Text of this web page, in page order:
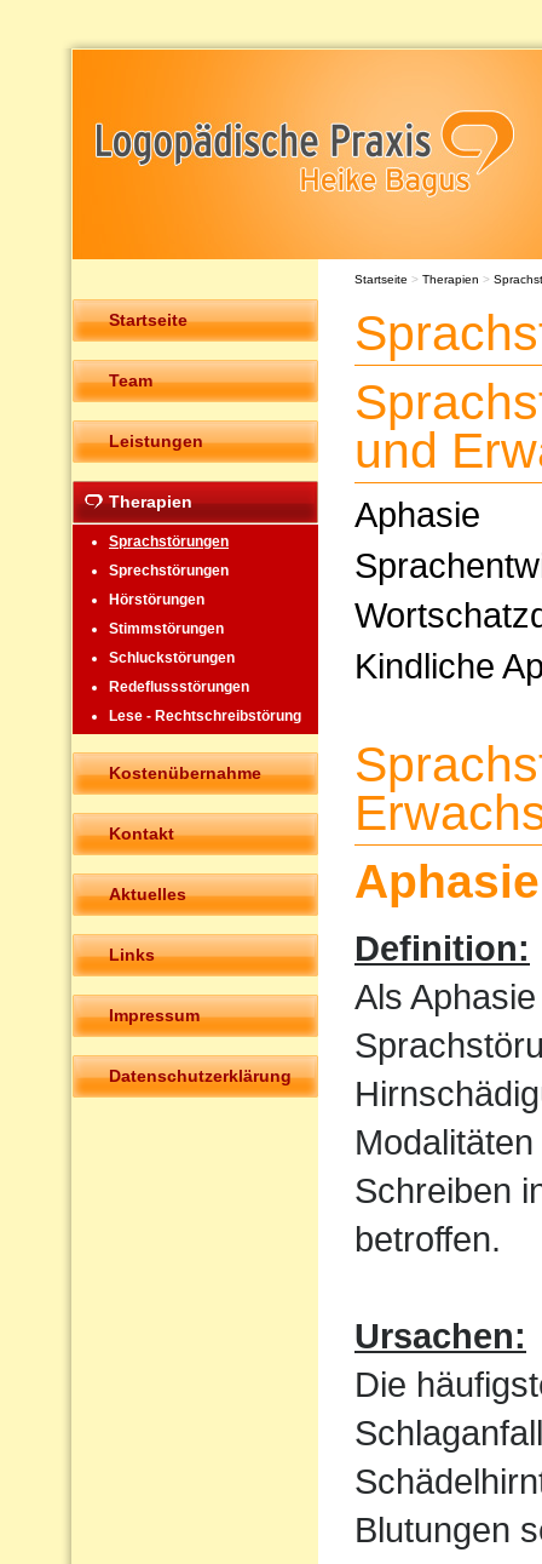
Startseite
Team
Leistungen
Therapien
Sprachstörungen
Sprechstörungen
Hörstörungen
Stimmstörungen
Schluckstörungen
Redeflussstörungen
Lese - Rechtschreibstörung
Kostenübernahme
Kontakt
Aktuelles
Links
Impressum
Datenschutzerklärung
Startseite > Therapien >
und
Aphasie
Kindliche
Aphasie
Definition:
Als
Schreiben
betroffen.
Ursachen:
Die
Blutungen